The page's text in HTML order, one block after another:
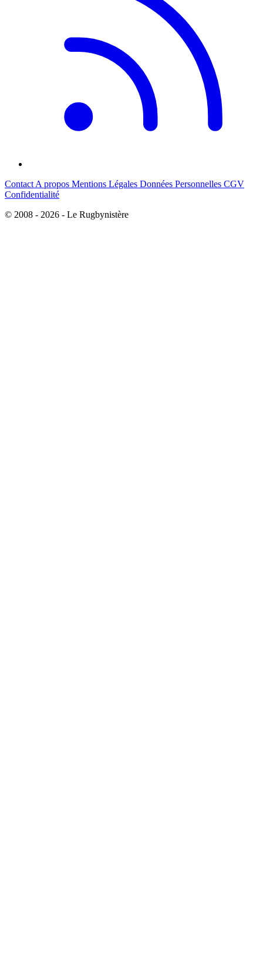
Contact A propos Mentions Légales Données Personnelles CGV
Confidentialité
© 2008 - 2026 - Le Rugbynistère